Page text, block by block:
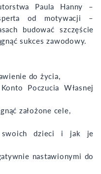
Paula Hanny –
od motywacji –
budować szczęście
sukces zawodowy.
do życia,
Poczucia Własnej
założone cele,
swoich dzieci i jak je
nastawionymi do